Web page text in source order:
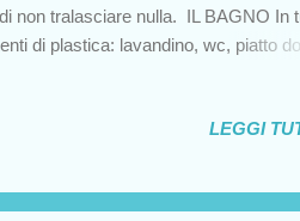
non tralasciare nulla. IL BAGNO In
di plastica: lavandino, wc, piatto
poiché, anche se dicono abbiano il
detergente disinfettante, o
LEGGI